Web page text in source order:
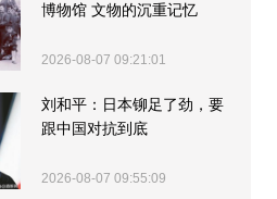
博物馆 文物的沉重记忆
2026-08-07 09:21:01
刘和平：日本铆足了劲，要
跟中国对抗到底
2026-08-07 09:55:09